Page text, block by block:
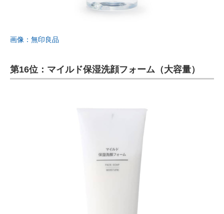
画像：無印良品
第16位：マイルド保湿洗顔フォーム（大容量）